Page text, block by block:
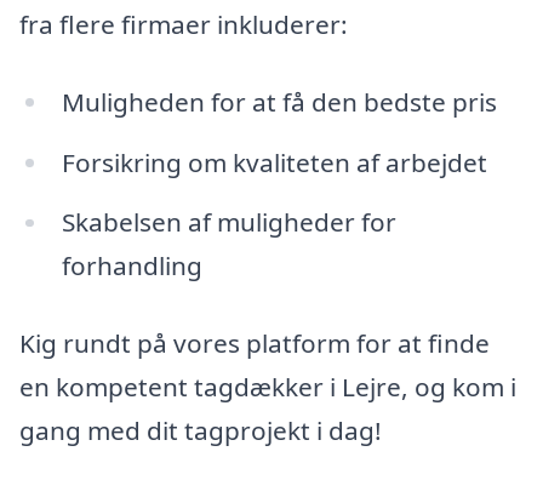
fra flere firmaer inkluderer:
Muligheden for at få den bedste pris
Forsikring om kvaliteten af arbejdet
Skabelsen af muligheder for
forhandling
Kig rundt på vores platform for at finde
en kompetent tagdækker i Lejre, og kom i
gang med dit tagprojekt i dag!